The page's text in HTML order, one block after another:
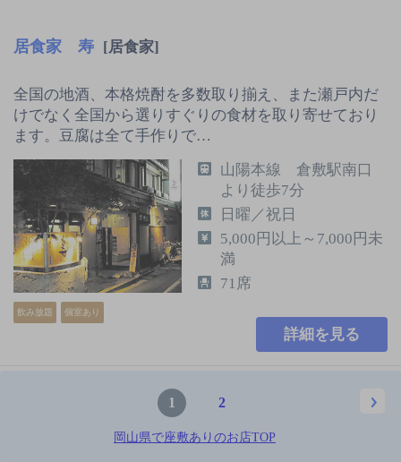
居食家 寿 [居食家]
全国の地酒、本格焼酎を多数取り揃え、また瀬戸内だ
けでなく全国から選りすぐりの食材を取り寄せており
ます。豆腐は全て手作りで…
飲み放題 個室あり
山陽本線 倉敷駅南口
より徒歩7分
日曜／祝日
5,000円以上～7,000円未
満
71席
詳細を見る
1 2
岡山県で座敷ありのお店TOP